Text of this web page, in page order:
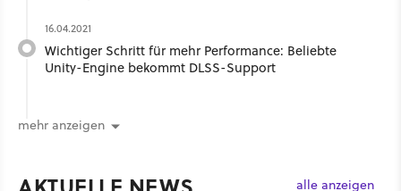
16.04.2021
Wichtiger Schritt für mehr Performance: Beliebte
Unity-Engine bekommt DLSS-Support
mehr anzeigen
alle anzeigen